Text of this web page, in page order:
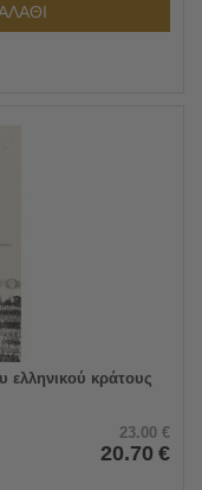
ελληνικού κράτους
23.00 €
20.70 €